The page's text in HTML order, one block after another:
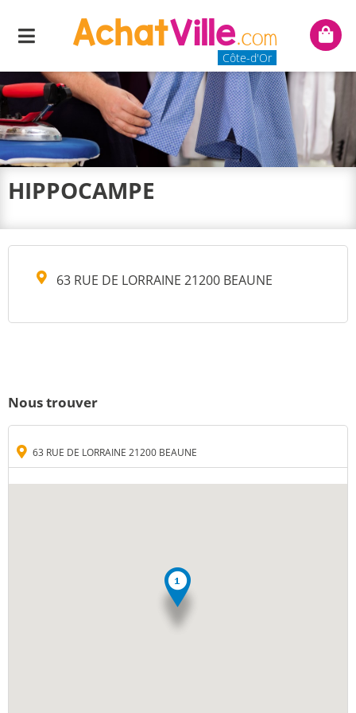
Menu
Côte-d'Or
Mon
HIPPOCAMPE
63 RUE DE LORRAINE 21200 BEAUNE
Nous trouver
63 RUE DE LORRAINE 21200 BEAUNE